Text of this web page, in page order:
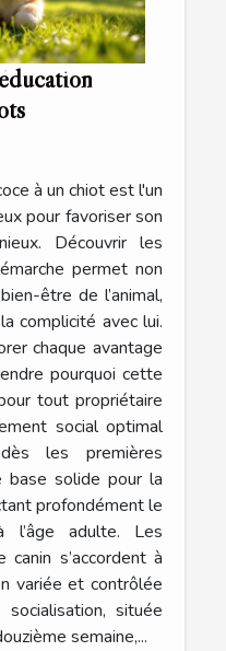
à un chiot est l'un
pour favoriser son
Découvrir les
permet non
être de l’animal,
complicité avec lui.
chaque avantage
pourquoi cette
tout propriétaire
social optimal
les premières
base solide pour la
profondément le
l’âge adulte. Les
s’accordent à
variée et contrôlée
située
semaine,...